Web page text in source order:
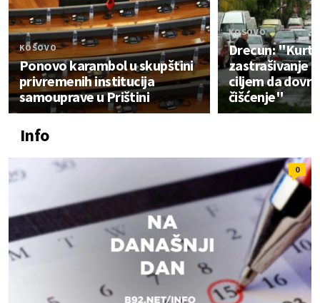
KOSOVO
Ponovo karambol u skupštini
privremenih institucija
samouprave u Prištini
KOSOVO
Drecun: "Kurti
zastrašivanje
ciljem da
čišćenje"
Info
0